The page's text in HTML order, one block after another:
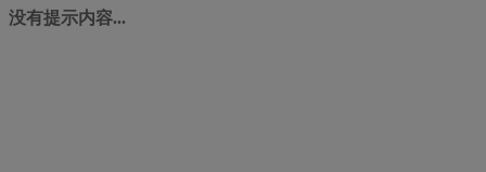
没有提示内容...